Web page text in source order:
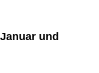
und